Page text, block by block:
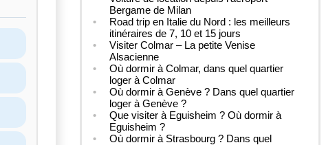
Bergame de Milan
Road trip en Italie du Nord : les meilleurs
itinéraires de 7, 10 et 15 jours
Visiter Colmar – La petite Venise
Alsacienne
Où dormir à Colmar, dans quel quartier
loger à Colmar
Où dormir à Genève ? Dans quel quartier
loger à Genève ?
Que visiter à Eguisheim ? Où dormir à
Eguisheim ?
Où dormir à Strasbourg ? Dans quel